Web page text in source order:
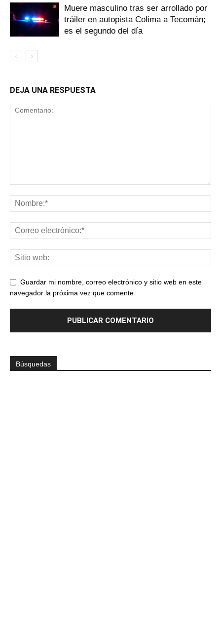
Muere masculino tras ser arrollado por
tráiler en autopista Colima a Tecomán;
es el segundo del día
DEJA UNA RESPUESTA
Guardar mi nombre, correo electrónico y sitio web en este
navegador la próxima vez que comente.
Búsquedas